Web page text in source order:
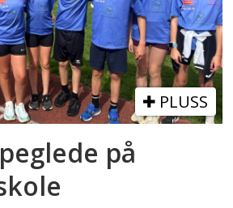
PLUSS
på